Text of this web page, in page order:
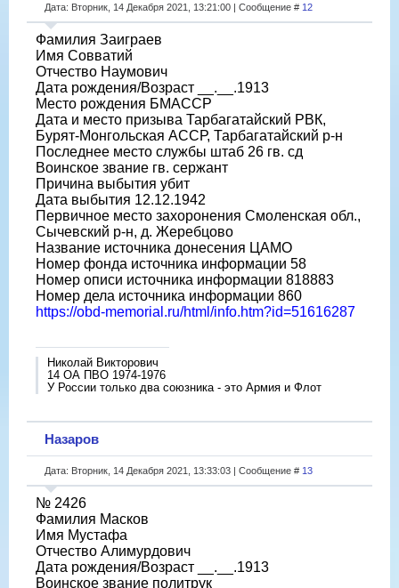
Дата: Вторник, 14 Декабря 2021, 13:21:00 | Сообщение # 12
Фамилия Заиграев
Имя Совватий
Отчество Наумович
Дата рождения/Возраст __.__.1913
Место рождения БМАССР
Дата и место призыва Тарбагатайский РВК,
Бурят-Монгольская АССР, Тарбагатайский р-н
Последнее место службы штаб 26 гв. сд
Воинское звание гв. сержант
Причина выбытия убит
Дата выбытия 12.12.1942
Первичное место захоронения Смоленская обл.,
Сычевский р-н, д. Жеребцово
Название источника донесения ЦАМО
Номер фонда источника информации 58
Номер описи источника информации 818883
Номер дела источника информации 860
https://obd-memorial.ru/html/info.htm?id=51616287
Николай Викторович
14 ОА ПВО 1974-1976
У России только два союзника - это Армия и Флот
Назаров
Дата: Вторник, 14 Декабря 2021, 13:33:03 | Сообщение # 13
№ 2426
Фамилия Масков
Имя Мустафа
Отчество Алимурдович
Дата рождения/Возраст __.__.1913
Воинское звание политрук